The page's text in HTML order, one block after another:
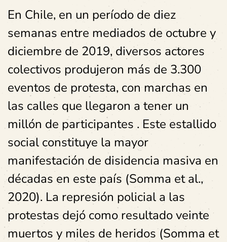
En Chile, en un período de diez
semanas entre mediados de octubre y
diciembre de 2019, diversos actores
colectivos produjeron más de 3.300
eventos de protesta, con marchas en
las calles que llegaron a tener un
millón de participantes . Este estallido
social constituye la mayor
manifestación de disidencia masiva en
décadas en este país (Somma et al.,
2020). La represión policial a las
protestas dejó como resultado veinte
muertos y miles de heridos (Somma et